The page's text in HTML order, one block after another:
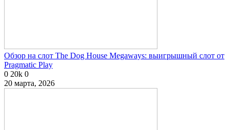
Обзор на слот The Dog House Megaways: выигрышный слот от
Pragmatic Play
0 20k 0
20 марта, 2026